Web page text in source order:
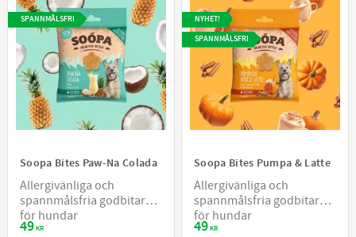
Soopa Bites Paw-Na Colada
Allergivänliga och
spannmålsfria godbitar
för hundar
49KR
SPANNMÅLSFRI
Soopa Bites Pumpa & Latte
Allergivänliga och
spannmålsfria godbitar
för hundar
49KR
NYHET!
SPANNMÅLSFRI